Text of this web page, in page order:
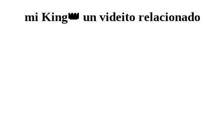
mi King👑 un videito relacionado